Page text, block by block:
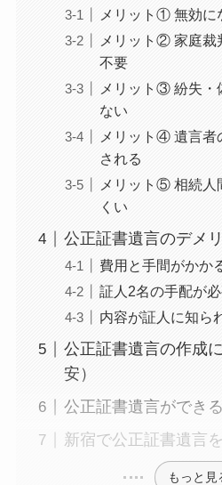
メリット① 無効に
メリット② 家庭裁
不要
メリット③ 紛失・
ない
メリット④ 遺言者
される
メリット⑤ 相続人
くい
公正証書遺言のデメ
費用と手間がかか
証人2名の手配が
内容が証人に知ら
公正証書遺言の作成
安）
公正証書遺言ができ
新宿で公正証書遺言
もっと見